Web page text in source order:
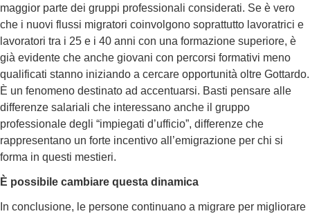
maggior parte dei gruppi professionali considerati. Se è vero
che i nuovi flussi migratori coinvolgono soprattutto lavoratrici e
lavoratori tra i 25 e i 40 anni con una formazione superiore, è
già evidente che anche giovani con percorsi formativi meno
qualificati stanno iniziando a cercare opportunità oltre Gottardo.
È un fenomeno destinato ad accentuarsi. Basti pensare alle
differenze salariali che interessano anche il gruppo
professionale degli “impiegati d’ufficio”, differenze che
rappresentano un forte incentivo all’emigrazione per chi si
forma in questi mestieri.
È possibile cambiare questa dinamica
In conclusione, le persone continuano a migrare per migliorare